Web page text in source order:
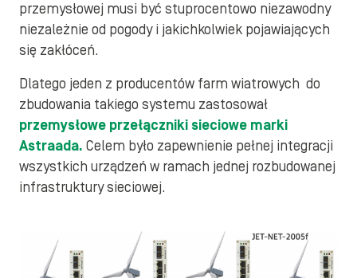
przemysłowej musi być stuprocentowo niezawodny
niezależnie od pogody i jakichkolwiek pojawiających
się zakłóceń.
Dlatego jeden z producentów farm wiatrowych do
zbudowania takiego systemu zastosował
przemysłowe przełączniki sieciowe marki
Astraada. Celem było zapewnienie pełnej integracji
wszystkich urządzeń w ramach jednej rozbudowanej
infrastruktury sieciowej.